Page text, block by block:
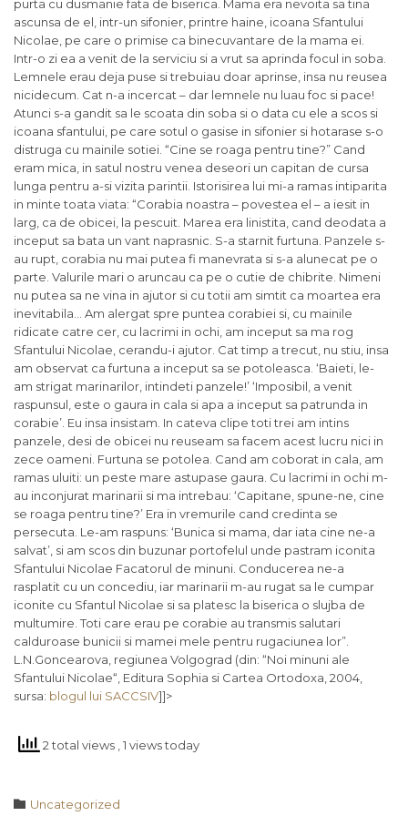
purta cu dusmanie fata de biserica. Mama era nevoita sa tina
ascunsa de el, intr-un sifonier, printre haine, icoana Sfantului
Nicolae, pe care o primise ca binecuvantare de la mama ei.
Intr-o zi ea a venit de la serviciu si a vrut sa aprinda focul in soba.
Lemnele erau deja puse si trebuiau doar aprinse, insa nu reusea
nicidecum. Cat n-a incercat – dar lemnele nu luau foc si pace!
Atunci s-a gandit sa le scoata din soba si o data cu ele a scos si
icoana sfantului, pe care sotul o gasise in sifonier si hotarase s-o
distruga cu mainile sotiei. “Cine se roaga pentru tine?” Cand
eram mica, in satul nostru venea deseori un capitan de cursa
lunga pentru a-si vizita parintii. Istorisirea lui mi-a ramas intiparita
in minte toata viata: “Corabia noastra – povestea el – a iesit in
larg, ca de obicei, la pescuit. Marea era linistita, cand deodata a
inceput sa bata un vant naprasnic. S-a starnit furtuna. Panzele s-
au rupt, corabia nu mai putea fi manevrata si s-a alunecat pe o
parte. Valurile mari o aruncau ca pe o cutie de chibrite. Nimeni
nu putea sa ne vina in ajutor si cu totii am simtit ca moartea era
inevitabila… Am alergat spre puntea corabiei si, cu mainile
ridicate catre cer, cu lacrimi in ochi, am inceput sa ma rog
Sfantului Nicolae, cerandu-i ajutor. Cat timp a trecut, nu stiu, insa
am observat ca furtuna a inceput sa se potoleasca. ‘Baieti, le-
am strigat marinarilor, intindeti panzele!’ ‘Imposibil, a venit
raspunsul, este o gaura in cala si apa a inceput sa patrunda in
corabie’. Eu insa insistam. In cateva clipe toti trei am intins
panzele, desi de obicei nu reuseam sa facem acest lucru nici in
zece oameni. Furtuna se potolea. Cand am coborat in cala, am
ramas uluiti: un peste mare astupase gaura. Cu lacrimi in ochi m-
au inconjurat marinarii si ma intrebau: ‘Capitane, spune-ne, cine
se roaga pentru tine?’ Era in vremurile cand credinta se
persecuta. Le-am raspuns: ‘Bunica si mama, dar iata cine ne-a
salvat’, si am scos din buzunar portofelul unde pastram iconita
Sfantului Nicolae Facatorul de minuni. Conducerea ne-a
rasplatit cu un concediu, iar marinarii m-au rugat sa le cumpar
iconite cu Sfantul Nicolae si sa platesc la biserica o slujba de
multumire. Toti care erau pe corabie au transmis salutari
calduroase bunicii si mamei mele pentru rugaciunea lor”.
L.N.Goncearova, regiunea Volgograd (din: “Noi minuni ale
Sfantului Nicolae“, Editura Sophia si Cartea Ortodoxa, 2004,
sursa: blogul lui SACCSIV]]>
2 total views , 1 views today
 Category
Uncategorized